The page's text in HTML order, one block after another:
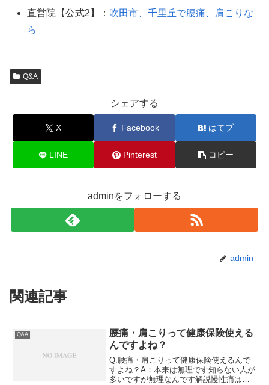
直営院【公式2】： 吹田市、千里丘で腰痛、肩こりな
ら
Q&A
シェアする
X Facebook はてブ
LINE Pinterest コピー
adminをフォローする
admin
関連記事
Q&A
腰痛・肩こりって健康保険使える
んですよね？
Q:腰痛・肩こりって健康保険使えるんで
すよね？A：本来は無理です知らない人が
多いですが無理なんです解説慢性痛は健